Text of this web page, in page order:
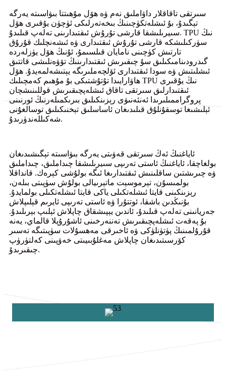
سىرتقى تاقاقلار داۋاملىق نەم ۋە ھۆل مۇھىتتا بىۋاسىتە يەرگە
تېگىدۇ، بۇ ئىشلەتكۈچىنىڭ بىخەتەرلىكى ئۈچۈن يۇقىرى ھۆل
سىيرىلىشقا قارشى تۇرۇش ئىقتىدارىنى تەلەپ قىلىدۇ. TPU نىڭ
سۈركىلىشكە قارشى تۇرۇش ئىقتىدارى ۋە ئىشەنچلىك قۇرۇق
تارتىش كۈچىنى نامايان قىلسىمۇ، ئۇنىڭ ھۆل يۈزلەردە
گىدرودىنامىكىلىق سۇ چىقىرىش ئىقتىدارىنىڭ تۆۋەنلىشى قاتتىق
ئىشلىتىش ۋە سودا ئىقتىدارى ئۆلچەملىرىگە يېتىشەلمەيدۇ. ھۆل
ھاۋارايىدا تۇتۇشتىكى بۇ مۇھىم كەمچىلىك TPU نىڭ يۇقىرى
ئىقتىدارلىق سىرتقى تاقاق ئىشلەپچىقىرىش قوللىنىشچان
پروگراممىلىرىدا ئەنئەنىۋى رېزىنكىلىق بىرىكمىلەرنىڭ ئورنىنى
ئېلىشىغا توسقۇنلۇق قىلىدىغان ئاساسلىق تېخنىكىلىق توسالغۇنى
شەكىللەندۈرىدۇ.
ئاياغنىڭ ئەڭ سىرتقى قەۋىتى يەرگە بىۋاسىتە تېگىشىدىغان
بولغاچقا، ئاياغنىڭ ئاستى تەرىپى سىيرىلىشقا چىداملىق، چىداملىق
ۋە چىرىشتىن ساقلىنىش ئىقتىدارىغا ئىگە بولۇشى كېرەك. قانداقلا
بولمىسۇن، تېرموسېت ماتېرىيالى بولۇش سۈپىتى بىلەن،
رېزىنكىنى قايتا ئىشلەتكىلى ياكى قايتا ئىشلەتكىلى بولمايدۇ.
بۇنىڭدىن باشقا، ئوتتۇرا ۋە ئاستى تەرىپى ئايرىم قېلىپلاش
جەريانىنى تەلەپ قىلىدۇ، ئاندىن يېپىشقاق چاپلاش ئېلىپ بېرىلىدۇ.
بۇ پەقەت ئىشلەپچىقىرىش تەننەرخىنى ئاشۇرۇپلا قالماي، يەنە
قۇرۇلمىنىڭ پۈتۈنلۈكى ۋە ئاخىرقى مەھسۇلات سۈپىتىگە تەسىر
كۆرسىتىدىغان چاپلاش مەغلۇبىيىتى خەۋپىنى كەلتۈرۈپ
چىقىرىدۇ.